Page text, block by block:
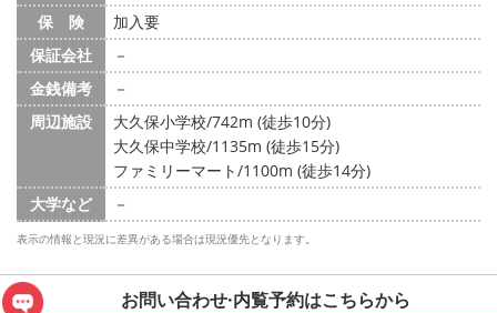
保 険
加入要
保証会社
－
金銭備考
－
周辺施設
大久保小学校/742m (徒歩10分)
大久保中学校/1135m (徒歩15分)
ファミリーマート/1100m (徒歩14分)
大学など
－
表示の情報と現況に差異がある場合は現況優先となります。
お問い合わせ·内覧予約はこちらから